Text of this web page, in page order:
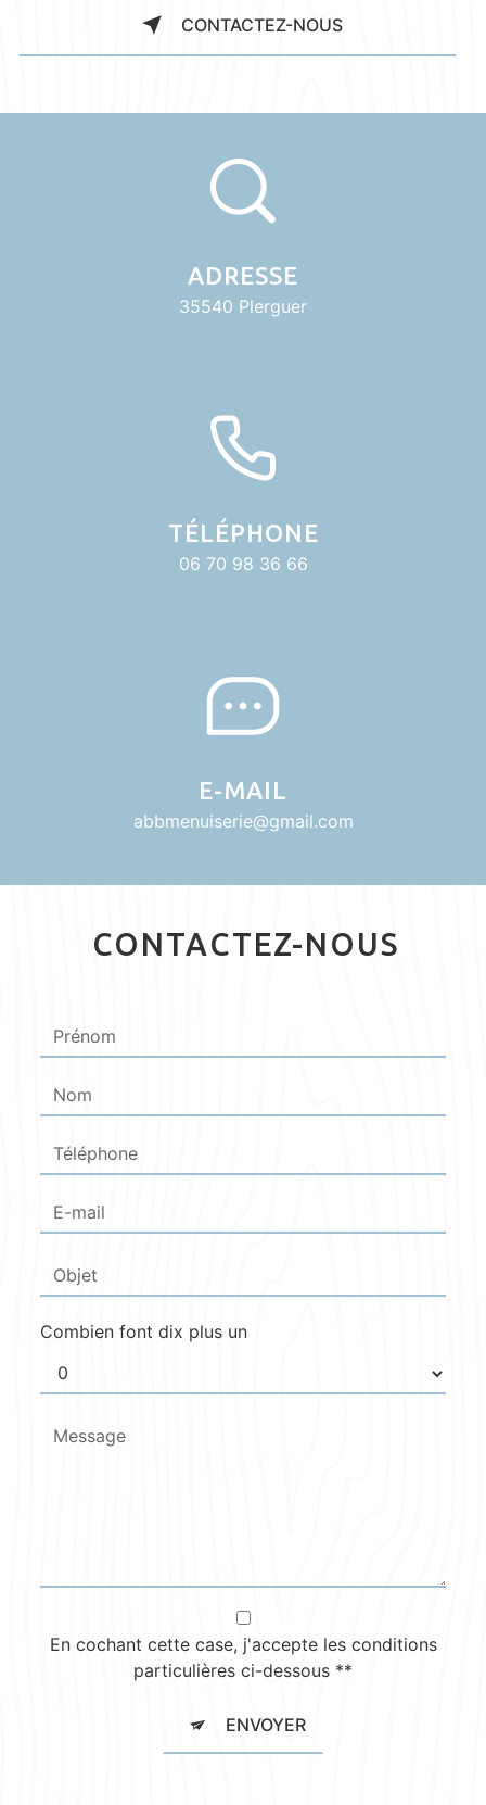
CONTACTEZ-NOUS
ADRESSE
35540 Plerguer
TÉLÉPHONE
06 70 98 36 66
E-MAIL
abbmenuiserie@gmail.com
CONTACTEZ-NOUS
Combien font dix plus un
En cochant cette case, j'accepte les conditions
particulières ci-dessous **
ENVOYER